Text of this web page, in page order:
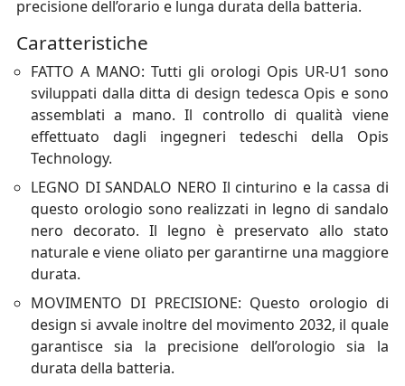
precisione dell’orario e lunga durata della batteria.
Caratteristiche
FATTO A MANO: Tutti gli orologi Opis UR-U1 sono
sviluppati dalla ditta di design tedesca Opis e sono
assemblati a mano. Il controllo di qualità viene
effettuato dagli ingegneri tedeschi della Opis
Technology.
LEGNO DI SANDALO NERO Il cinturino e la cassa di
questo orologio sono realizzati in legno di sandalo
nero decorato. Il legno è preservato allo stato
naturale e viene oliato per garantirne una maggiore
durata.
MOVIMENTO DI PRECISIONE: Questo orologio di
design si avvale inoltre del movimento 2032, il quale
garantisce sia la precisione dell’orologio sia la
durata della batteria.